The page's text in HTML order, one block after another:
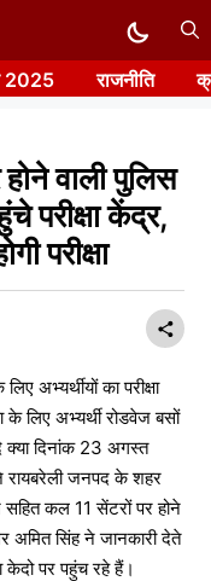
2025 राजनीति
वाली पुलिस
परीक्षा केंद्र,
परीक्षा
अभ्यर्थीयों का परीक्षा
के लिए अभ्यर्थी रोडवेज बसों
क्या दिनांक 23 अगस्त
जनपद के शहर
सहित कल 11 सेंटरों पर होने
अमित सिंह ने जानकारी देते
केदो पर पहुंच रहे हैं।